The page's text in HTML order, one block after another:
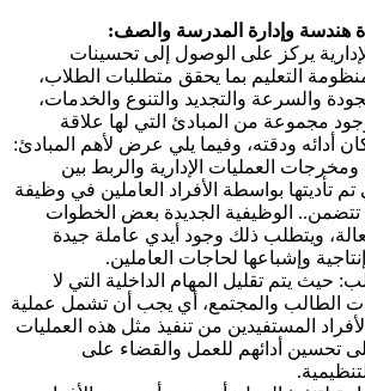
يركز على الوصول إلى تحسينات
التعليم بما يحقق متطلبات الطلاب،
والسرعة والتجديد والتنوع والخدمات،
مجموعة من المبادئ التي لها علاقة
أدائه ودقته، وفيما يلي عرض لأهم المبادئ:
ومخرجات العمليات الإدارية والربط بين
تم تأديتها بواسطة الأفراد العاملين في وظيفة
الوظيفية الجديدة بعض الخطوات
ويتطلب ذلك وجود أيدي عاملة جيدة
وإشباعها لحاجات العاملين.
حيث يتم تقليل المهام الداخلية التي لا
الطالب والمجتمع، أي يجب أن تشمل عملية
المستفيدين من تنفيذ مثل هذه العمليات
أدائهم للعمل والقضاء على